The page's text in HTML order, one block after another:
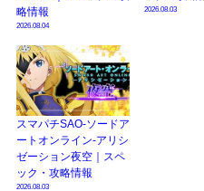
略情報
2026.08.04
2026.08.03
スマパチSAO-ソードア
ートオンライン-アリシ
ゼーション夜空｜スペ
ック・攻略情報
2026.08.03